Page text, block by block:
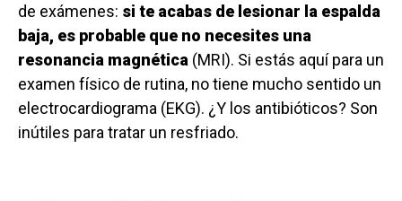
de exámenes: si te acabas de lesionar la espalda
baja, es probable que no necesites una
resonancia magnética (MRI). Si estás aquí para un
examen físico de rutina, no tiene mucho sentido un
electrocardiograma (EKG). ¿Y los antibióticos? Son
inútiles para tratar un resfriado.